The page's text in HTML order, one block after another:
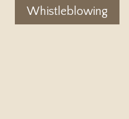
Whistleblowing